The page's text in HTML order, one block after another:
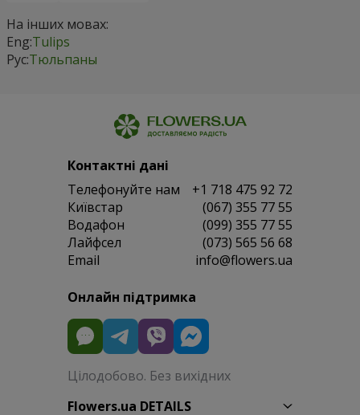
На інших мовах:
Eng:Tulips
Рус:Тюльпаны
Контактні дані
Телефонуйте нам
+1 718 475 92 72
Київстар
(067) 355 77 55
Водафон
(099) 355 77 55
Лайфсел
(073) 565 56 68
Email
info@flowers.ua
Онлайн підтримка
Цілодобово. Без вихідних
Flowers.ua DETAILS